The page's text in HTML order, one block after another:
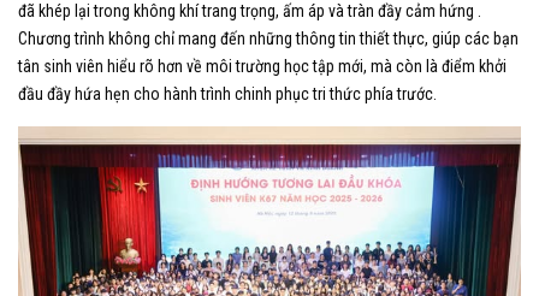
đã khép lại trong không khí trang trọng, ấm áp và tràn đầy cảm hứng .
Chương trình không chỉ mang đến những thông tin thiết thực, giúp các bạn
tân sinh viên hiểu rõ hơn về môi trường học tập mới, mà còn là điểm khởi
đầu đầy hứa hẹn cho hành trình chinh phục tri thức phía trước.